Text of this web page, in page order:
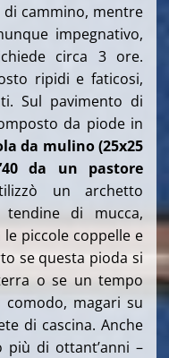
cammino, mentre
impegnativo,
circa 3 ore.
ripidi e faticosi,
Sul pavimento di
da piode in
da mulino (25x25
da un pastore
un archetto
di mucca,
piccole coppelle e
se questa pioda si
o se un tempo
magari su
di cascina. Anche
più di ottant’anni –